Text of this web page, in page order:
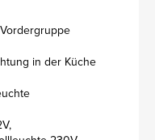
in der Küche